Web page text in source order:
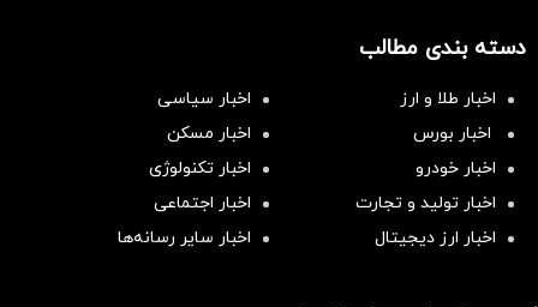
دسته بندی مطالب
اخبار طلا و ارز
اخبار سیاسی
اخبار بورس
اخبار مسکن
اخبار خودرو
اخبار تکنولوژی
اخبار تولید و تجارت
اخبار اجتماعی
اخبار ارز دیجیتال
اخبار سایر رسانه‌‌ها